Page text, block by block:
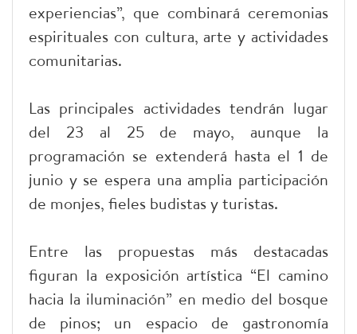
experiencias”, que combinará ceremonias
espirituales con cultura, arte y actividades
comunitarias.
Las principales actividades tendrán lugar
del 23 al 25 de mayo, aunque la
programación se extenderá hasta el 1 de
junio y se espera una amplia participación
de monjes, fieles budistas y turistas.
Entre las propuestas más destacadas
figuran la exposición artística “El camino
hacia la iluminación” en medio del bosque
de pinos; un espacio de gastronomía